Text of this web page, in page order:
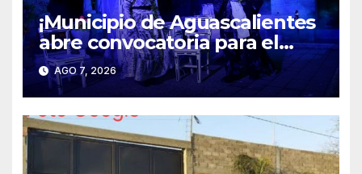
¡Municipio de Aguascalientes
abre convocatoria para el
espectáculo “Mitos y
Leyendas 2026”!
AGO 7, 2026